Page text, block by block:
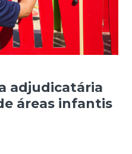
adjudicatária
áreas infantis